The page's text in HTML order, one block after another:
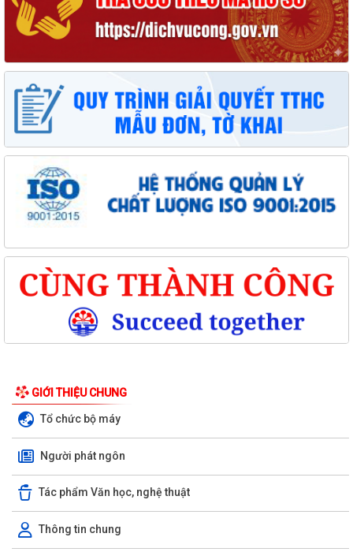
GIỚI THIỆU CHUNG
Tổ chức bộ máy
Người phát ngôn
Tác phẩm Văn học, nghệ thuật
Thông tin chung